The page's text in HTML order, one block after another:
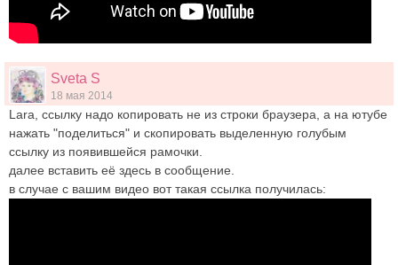
Sveta S
18 мая 2014
Lara, ссылку надо копировать не из строки браузера, а на ютубе
нажать "поделиться" и скопировать выделенную голубым
ссылку из появившейся рамочки.
далее вставить её здесь в сообщение.
в случае с вашим видео вот такая ссылка получилась: